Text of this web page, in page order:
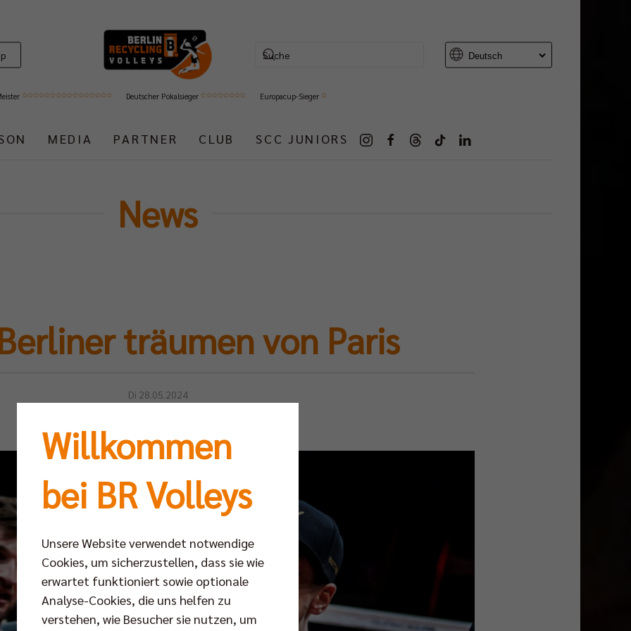
Deutscher Pokalsieger Europacup-Sieger
MEDIA PARTNER CLUB SCC JUNIORS
News
träumen von Paris
Di 28.05.2024
Willkommen
bei BR Volleys
Unsere Website verwendet notwendige
Cookies, um sicherzustellen, dass sie wie
erwartet funktioniert sowie optionale
Analyse-Cookies, die uns helfen zu
verstehen, wie Besucher sie nutzen, um